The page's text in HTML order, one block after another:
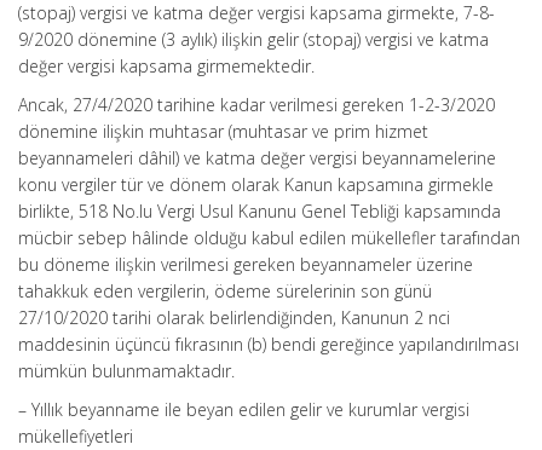
(stopaj) vergisi ve katma değer vergisi kapsama girmekte, 7-8-
9/2020 dönemine (3 aylık) ilişkin gelir (stopaj) vergisi ve katma
değer vergisi kapsama girmemektedir.
Ancak, 27/4/2020 tarihine kadar verilmesi gereken 1-2-3/2020
dönemine ilişkin muhtasar (muhtasar ve prim hizmet
beyannameleri dâhil) ve katma değer vergisi beyannamelerine
konu vergiler tür ve dönem olarak Kanun kapsamına girmekle
birlikte, 518 No.lu Vergi Usul Kanunu Genel Tebliği kapsamında
mücbir sebep hâlinde olduğu kabul edilen mükellefler tarafından
bu döneme ilişkin verilmesi gereken beyannameler üzerine
tahakkuk eden vergilerin, ödeme sürelerinin son günü
27/10/2020 tarihi olarak belirlendiğinden, Kanunun 2 nci
maddesinin üçüncü fıkrasının (b) bendi gereğince yapılandırılması
mümkün bulunmamaktadır.
– Yıllık beyanname ile beyan edilen gelir ve kurumlar vergisi
mükellefiyetleri